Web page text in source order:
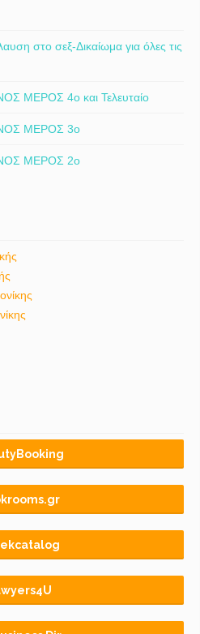
στο σεξ-Δικαίωμα για όλες τις
ΜΕΡΟΣ 4ο και Τελευταίο
ΜΕΡΟΣ 3ο
ΜΕΡΟΣ 2ο